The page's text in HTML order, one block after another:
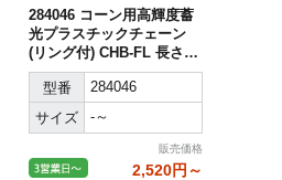
284046 コーン用高輝度蓄
光プラスチックチェーン
(リング付) CHB-FL 長さ2
m PE
型番
284046
サイズ
-～
販売価格
2,520円～